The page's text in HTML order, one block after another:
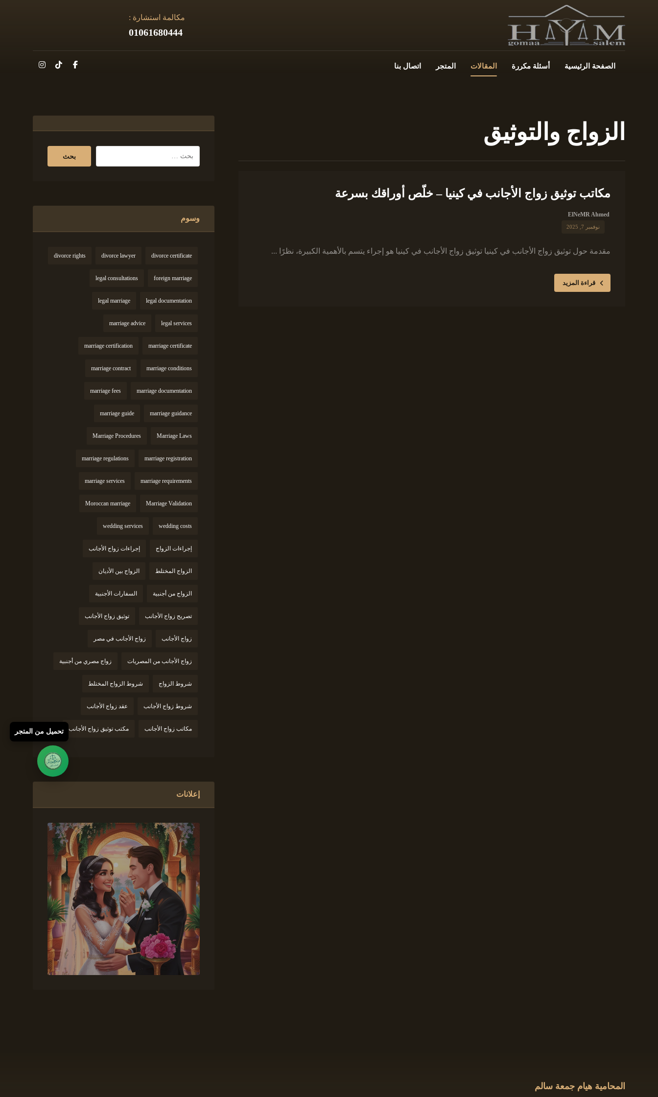
مكالمة استشارة :
01061680444
الصفحة الرئيسية أسئلة مكررة المقالات المتجر اتصال بنا
الزواج والتوثيق
مكاتب توثيق زواج الأجانب في كينيا – خلّص أوراقك بسرعة
ElNeMR Ahmed
نوفمبر 7, 2025
مقدمة حول توثيق زواج الأجانب في كينيا توثيق زواج الأجانب في كينيا هو إجراء يتسم بالأهمية الكبيرة، نظرًا ...
قراءة المزيد
وسوم
divorce certificate
divorce lawyer
divorce rights
foreign marriage
legal consultations
legal documentation
legal marriage
legal services
marriage advice
marriage certificate
marriage certification
marriage conditions
marriage contract
marriage documentation
marriage fees
marriage guidance
marriage guide
Marriage Laws
Marriage Procedures
marriage registration
marriage regulations
marriage requirements
marriage services
Marriage Validation
Moroccan marriage
wedding costs
wedding services
إجراءات الزواج إجراءات زواج الأجانب
الزواج المختلط الزواج بين الأديان
الزواج من أجنبية السفارات الأجنبية
تصريح زواج الأجانب توثيق زواج الأجانب
زواج الأجانب زواج الأجانب في مصر
زواج الأجانب من المصريات زواج مصري من أجنبية
شروط الزواج شروط الزواج المختلط
شروط زواج الأجانب عقد زواج الأجانب
مكاتب زواج الأجانب مكتب توثيق زواج الأجانب
إعلانات
المحامية هيام جمعة سالم
تحميل من المتجر